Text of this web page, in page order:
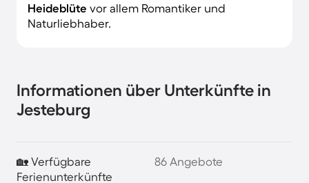
Heideblüte vor allem Romantiker und
Naturliebhaber.
Informationen über Unterkünfte in
Jesteburg
🏡 Verfügbare
Ferienunterkünfte
86 Angebote